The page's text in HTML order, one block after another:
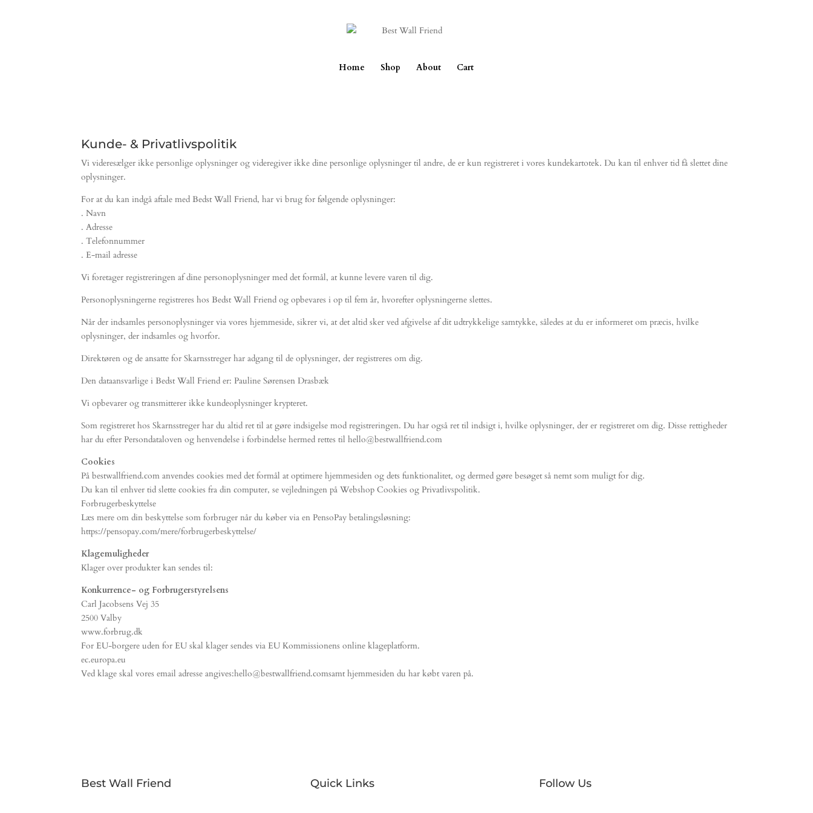
Home Shop About Cart
Kunde- & Privatlivspolitik
Vi videresælger ikke personlige oplysninger og videregiver ikke dine personlige oplysninger til andre, de er kun registreret i vores kundekartotek. Du kan til enhver tid få slettet dine
oplysninger.
For at du kan indgå aftale med Bedst Wall Friend, har vi brug for følgende oplysninger:
. Navn
. Adresse
. Telefonnummer
. E-mail adresse
Vi foretager registreringen af dine personoplysninger med det formål, at kunne levere varen til dig.
Personoplysningerne registreres hos Bedst Wall Friend og opbevares i op til fem år, hvorefter oplysningerne slettes.
Når der indsamles personoplysninger via vores hjemmeside, sikrer vi, at det altid sker ved afgivelse af dit udtrykkelige samtykke, således at du er informeret om præcis, hvilke
oplysninger, der indsamles og hvorfor.
Direktøren og de ansatte for Skarnsstreger har adgang til de oplysninger, der registreres om dig.
Den dataansvarlige i Bedst Wall Friend er: Pauline Sørensen Drasbæk
Vi opbevarer og transmitterer ikke kundeoplysninger krypteret.
Som registreret hos Skarnsstreger har du altid ret til at gøre indsigelse mod registreringen. Du har også ret til indsigt i, hvilke oplysninger, der er registreret om dig. Disse rettigheder
har du efter Persondataloven og henvendelse i forbindelse hermed rettes til hello@bestwallfriend.com
Cookies
På bestwallfriend.com anvendes cookies med det formål at optimere hjemmesiden og dets funktionalitet, og dermed gøre besøget så nemt som muligt for dig.
Du kan til enhver tid slette cookies fra din computer, se vejledningen på Webshop Cookies og Privatlivspolitik.
Forbrugerbeskyttelse
Læs mere om din beskyttelse som forbruger når du køber via en PensoPay betalingsløsning:
https://pensopay.com/mere/forbrugerbeskyttelse/
Klagemuligheder
Klager over produkter kan sendes til:
Konkurrence- og Forbrugerstyrelsens
Carl Jacobsens Vej 35
2500 Valby
www.forbrug.dk
For EU-borgere uden for EU skal klager sendes via EU Kommissionens online klageplatform.
ec.europa.eu
Ved klage skal vores email adresse angives:hello@bestwallfriend.comsamt hjemmesiden du har købt varen på.
Best Wall Friend Quick Links Follow Us